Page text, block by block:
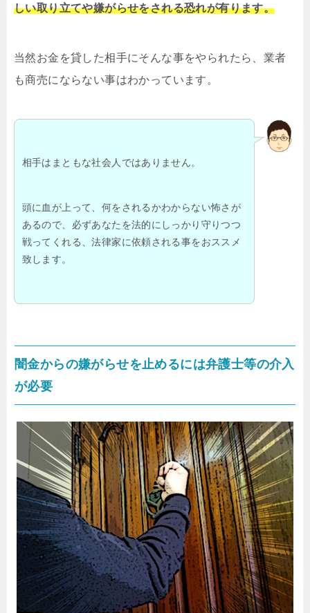
しい取り立てや嫌がらせをされる恐れが有ります。
当然お金を貸した相手にそんな事をやられたら、業者
も商売にならない事はわかっています。
相手はまともな社会人ではありません。
頭に血が上って、何をされるかわからない怖さが
あるので、必ずあなたを法的にしっかり守りつつ
戦ってくれる、法律家に依頼される事をおススメ
致します。
闇金からの嫌がらせを止めるには弁護士等の介入
が必要